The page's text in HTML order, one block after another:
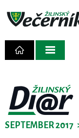
SEPTEMBER 2017